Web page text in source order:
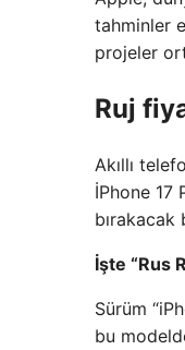
tahminler
projeler
Ruj
Akıllı
İPhone 17
İşte “Rus
Sürüm
bu